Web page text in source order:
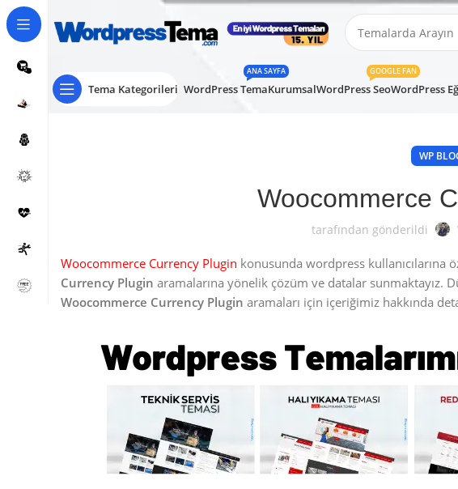
Tema Kategorileri WordPress Tema
ANA SAYFA
KurumsalWordPress Seo
GOOGLE FAN
WordPress
WP
Woocommerce
tarafından gönderildi
Woocommerce Currency Plugin konusunda wordpress kullanıcılarına
Currency Plugin aramalarına yönelik çözüm ve datalar sunmaktayız.
Woocommerce Currency Plugin aramaları için içeriğimiz hakkında